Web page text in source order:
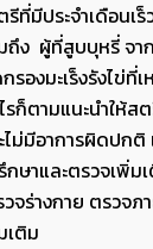
มีประจำเดือนเร็
ถึง ผู้ที่สูบบุหรี่ จ
งมะเร็งรังไข่ที่เ
ไรก็ตามแนะนำใ
ไม่มีอาการผิดปก
ษาและตรวจเพิ่ม
จร่างกาย ตรวจภ
เติม